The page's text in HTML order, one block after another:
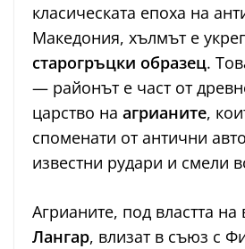
класическата епоха на
Македония, хълмът е
старогръцки образец.
— районът е част от
царство на агрианите,
споменати от антични
известни рудари и смели
Агрианите, под властта на
Лангар, влизат в съюз с